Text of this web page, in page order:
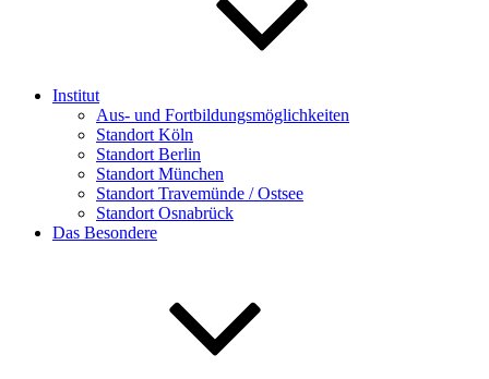
Institut
Aus- und Fortbildungsmöglichkeiten
Standort Köln
Standort Berlin
Standort München
Standort Travemünde / Ostsee
Standort Osnabrück
Das Besondere